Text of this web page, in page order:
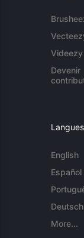
Videezy
Devenir
Langues
English
Español
Deutsch
More...